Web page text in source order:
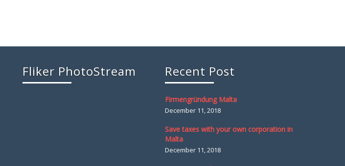
Fliker PhotoStream Recent Post
Firmengründung Malta
December 11, 2018
Save taxes with your own corporation in
Malta
December 11, 2018